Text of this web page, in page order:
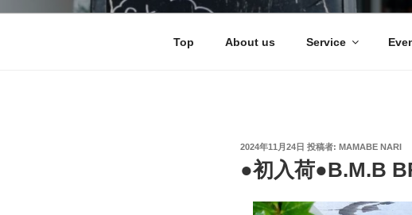
Top About us Service
投
日:
2024年11月24日 投稿者: MAMABE NARI
●初入荷●B.M.B